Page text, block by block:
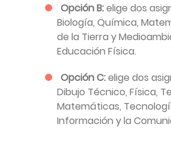
Opción B:elige dos
Biología, Química,
de la Tierra y
Educación Física.
Opción C:elige dos
Dibujo Técnico, Física,
Matemáticas,
Información y la